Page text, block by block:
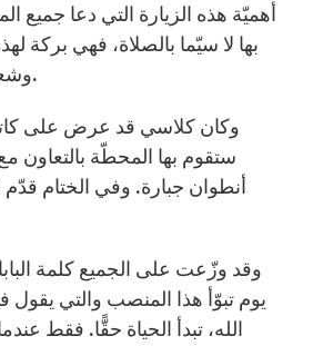
أهميّة هذه الزيارة التي دعا جميع
بها لا سيّما بالصلاة، فهي بركة
وشعبه المتمسّك بجذوره.
وكان كلاسي قد عرض على
ستقوم بها المحطّة بالتعاون
أنطوان جبارة. وفي الختام قدّم
وقد وزّعت على الجميع كلمة
يوم تبوّأ هذا المنصب والتي يقول
الله، تبدأ الحياة حقًّا. فقط